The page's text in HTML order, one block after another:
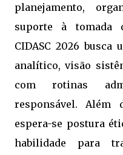
planejamento,
suporte à tomada
CIDASC 2026
analítico, visão
com rotinas
responsável. Além
espera-se postura
habilidade para